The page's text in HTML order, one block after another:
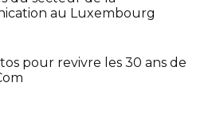
au Luxembourg
pour revivre les 30 ans de